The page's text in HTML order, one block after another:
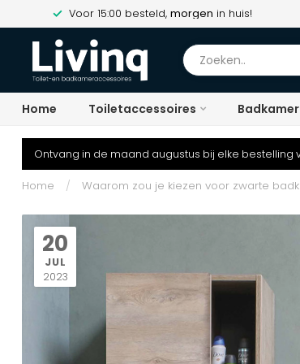
Voor 15:00 besteld, morgen in huis!
Home Toiletaccessoires
Ontvang in de maand augustus bij elke
Home / Waarom zou je kiezen voor zwarte
20
JUL
2023